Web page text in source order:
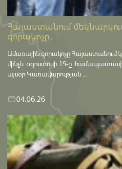
Հայաստանում
զորակոչը...
Ամառային զորակոչը Հայաստանում
մինչև օգոստոսի 15-ը․
այսօր Կառավարության ...
04.06.26